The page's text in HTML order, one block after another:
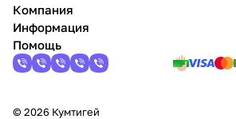
Компания
Информация
Помощь
© 2026 Кумтигей